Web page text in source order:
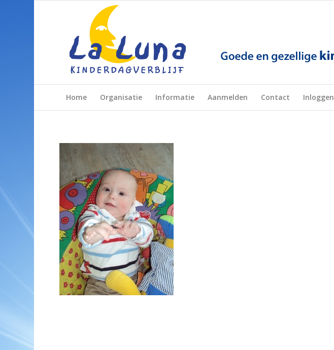
Home Organisatie Informatie Aanmelden Contact Inloggen